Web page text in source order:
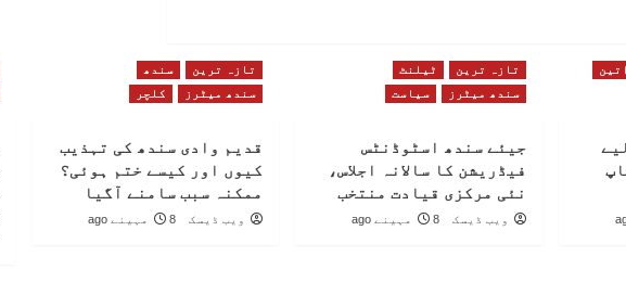
تازہ ترین
ٹیلنٹ
سندھ میٹرز
سیاست
جیئے سندھ اسٹوڈنٹس
فیڈریشن کا سالانہ اجلاس،
نئی مرکزی قیادت منتخب
ویب ڈیسک 8 مہینے ago
تازہ ترین
سندھ
سندھ میٹرز
کلچر
قدیم وادی سندھ کی تہذیب
کیوں اور کیسے ختم ہوئی؟
ممکنہ سبب سامنے آگیا
ویب ڈیسک 8 مہینے ago